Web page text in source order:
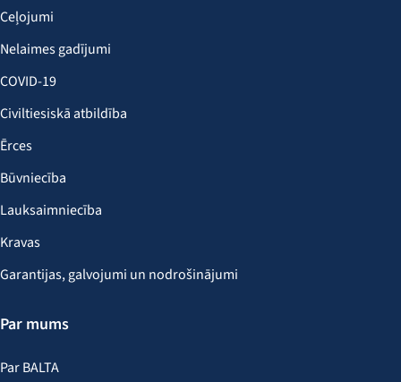
Ceļojumi
Nelaimes gadījumi
COVID-19
Civiltiesiskā atbildība
Ērces
Būvniecība
Lauksaimniecība
Kravas
Garantijas, galvojumi un nodrošinājumi
Par mums
Par BALTA